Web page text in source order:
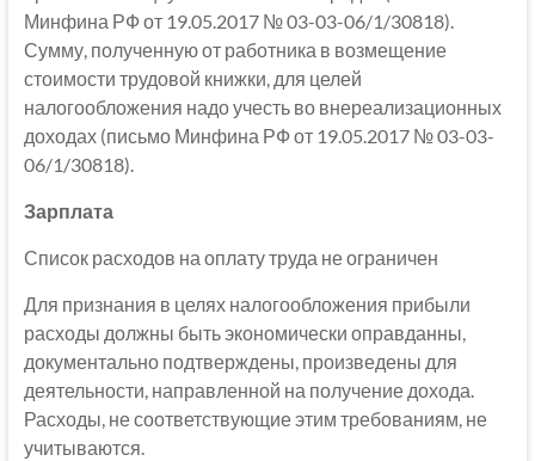
Минфина РФ от 19.05.2017 № 03-03-06/1/30818).
Сумму, полученную от работника в возмещение
стоимости трудовой книжки, для целей
налогообложения надо учесть во внереализационных
доходах (письмо Минфина РФ от 19.05.2017 № 03-03-
06/1/30818).
Зарплата
Список расходов на оплату труда не ограничен
Для признания в целях налогообложения прибыли
расходы должны быть экономически оправданны,
документально подтверждены, произведены для
деятельности, направленной на получение дохода.
Расходы, не соответствующие этим требованиям, не
учитываются.